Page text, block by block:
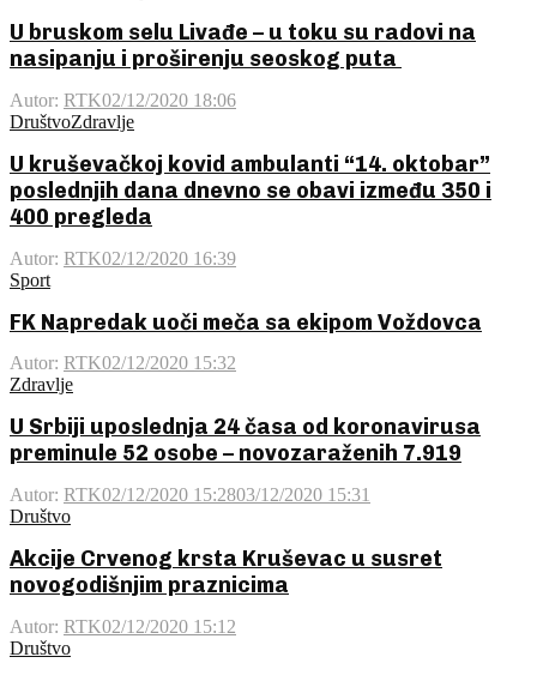
U bruskom selu Livađe – u toku su radovi na
nasipanju i proširenju seoskog puta
Autor: RTK02/12/2020 18:06
DruštvoZdravlje
U kruševačkoj kovid ambulanti “14. oktobar”
poslednjih dana dnevno se obavi između 350 i
400 pregleda
Autor: RTK02/12/2020 16:39
Sport
FK Napredak uoči meča sa ekipom Voždovca
Autor: RTK02/12/2020 15:32
Zdravlje
U Srbiji uposlednja 24 časa od koronavirusa
preminule 52 osobe – novozaraženih 7.919
Autor: RTK02/12/2020 15:2803/12/2020 15:31
Društvo
Akcije Crvenog krsta Kruševac u susret
novogodišnjim praznicima
Autor: RTK02/12/2020 15:12
Društvo